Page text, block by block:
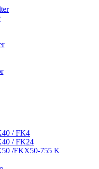
/ FK4
/ FK24
/FKX50-755 K